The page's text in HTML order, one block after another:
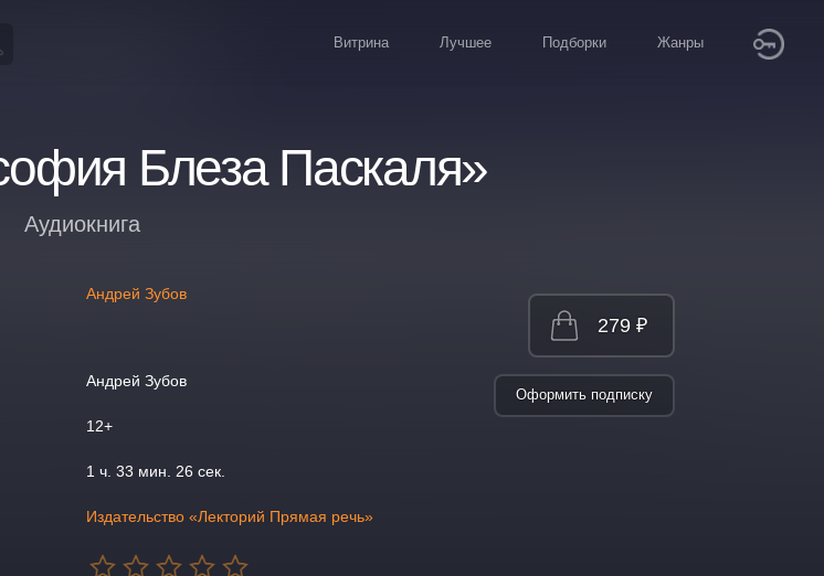
Витрина Лучшее Подборки Жанры
Блеза Паскаля»
Аудиокнига
Андрей Зубов
Андрей Зубов
12+
1 ч. 33 мин. 26 сек.
Издательство «Лекторий Прямая речь»
279 ₽
Оформить подписку